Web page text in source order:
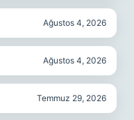
Ağustos 4, 2026
Ağustos 4, 2026
Temmuz 29, 2026